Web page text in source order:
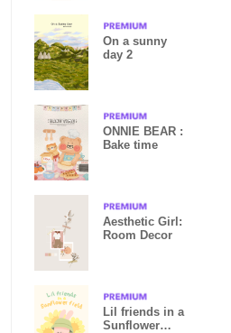
On a sunny
day 2
ONNIE BEAR :
Bake time
Aesthetic Girl:
Room Decor
Lil friends in a
Sunflower